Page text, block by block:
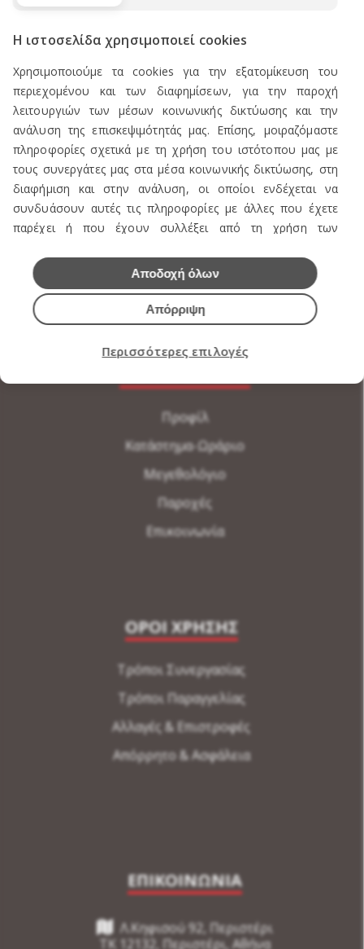
ΠΡΟΪΟΝΤΑ
Πωλείται Εξοπλισμός καταστήματος ενδυμάτων
Ανδρική Ενδυση
Γυναικεία Ένδυση
Υποδήματα
Εσώρουχα Ανδρικά
Εσώρουχα Γυναικεία
Αξεσουάρ Ανδρικά
Αξεσουάρ Γυναικεία
Προφίλ
Κατάστημα-Ωράριο
Μεγεθολόγιο
Παροχές
Επικοινωνία
ΟΡΟΙ ΧΡΗΣΗΣ
Τρόποι Συνεργασίας
Τρόποι Παραγγελίας
Αλλαγές & Επιστροφές
Απόρρητο & Ασφάλεια
ΕΠΙΚΟΙΝΩΝΙΑ
Λ.Κηφισού 92, Περιστέρι
TK 12132, Περιστέρι, Αθήνα
Η ιστοσελίδα χρησιμοποιεί cookies
Χρησιμοποιούμε τα cookies για την εξατομίκευση του
περιεχομένου και των διαφημίσεων, για την παροχή
λειτουργιών των μέσων κοινωνικής δικτύωσης και την
ανάλυση της επισκεψιμότητάς μας. Επίσης, μοιραζόμαστε
πληροφορίες σχετικά με τη χρήση του ιστότοπου μας με
τους συνεργάτες μας στα μέσα κοινωνικής δικτύωσης, στη
διαφήμιση και στην ανάλυση, οι οποίοι ενδέχεται να
συνδυάσουν αυτές τις πληροφορίες με άλλες που έχετε
παρέχει ή που έχουν συλλέξει από τη χρήση των
Απόρριψη
Αποδοχή όλων
Περισσότερες επιλογές